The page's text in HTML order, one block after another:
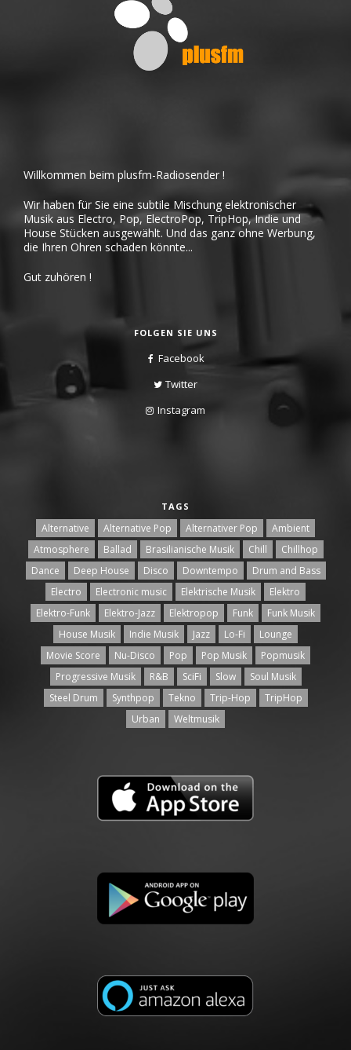
Willkommen beim plusfm-Radiosender !
Wir haben für Sie eine subtile Mischung elektronischer
Musik aus Electro, Pop, ElectroPop, TripHop, Indie und
House Stücken ausgewählt. Und das ganz ohne Werbung,
die Ihren Ohren schaden könnte...
Gut zuhören !
FOLGEN SIE UNS
Facebook
Twitter
Instagram
TAGS
Alternative Alternative Pop Alternativer Pop
Ambient
Atmosphere
Ballad Brasilianische Musik Chill
Chillhop
Dance
Deep House Disco Downtempo
Drum and Bass
Electro
Electronic music Elektrische Musik
Elektro
Elektro-Funk
Elektro-Jazz Elektropop Funk
Funk Musik
House Musik
Indie Musik Jazz Lo-Fi
Lounge
Movie Score
Nu-Disco Pop Pop Musik
Popmusik
Progressive Musik
R&B SciFi Slow
Soul Musik
Steel Drum
Synthpop Tekno Trip-Hop
TripHop
Urban
Weltmusik